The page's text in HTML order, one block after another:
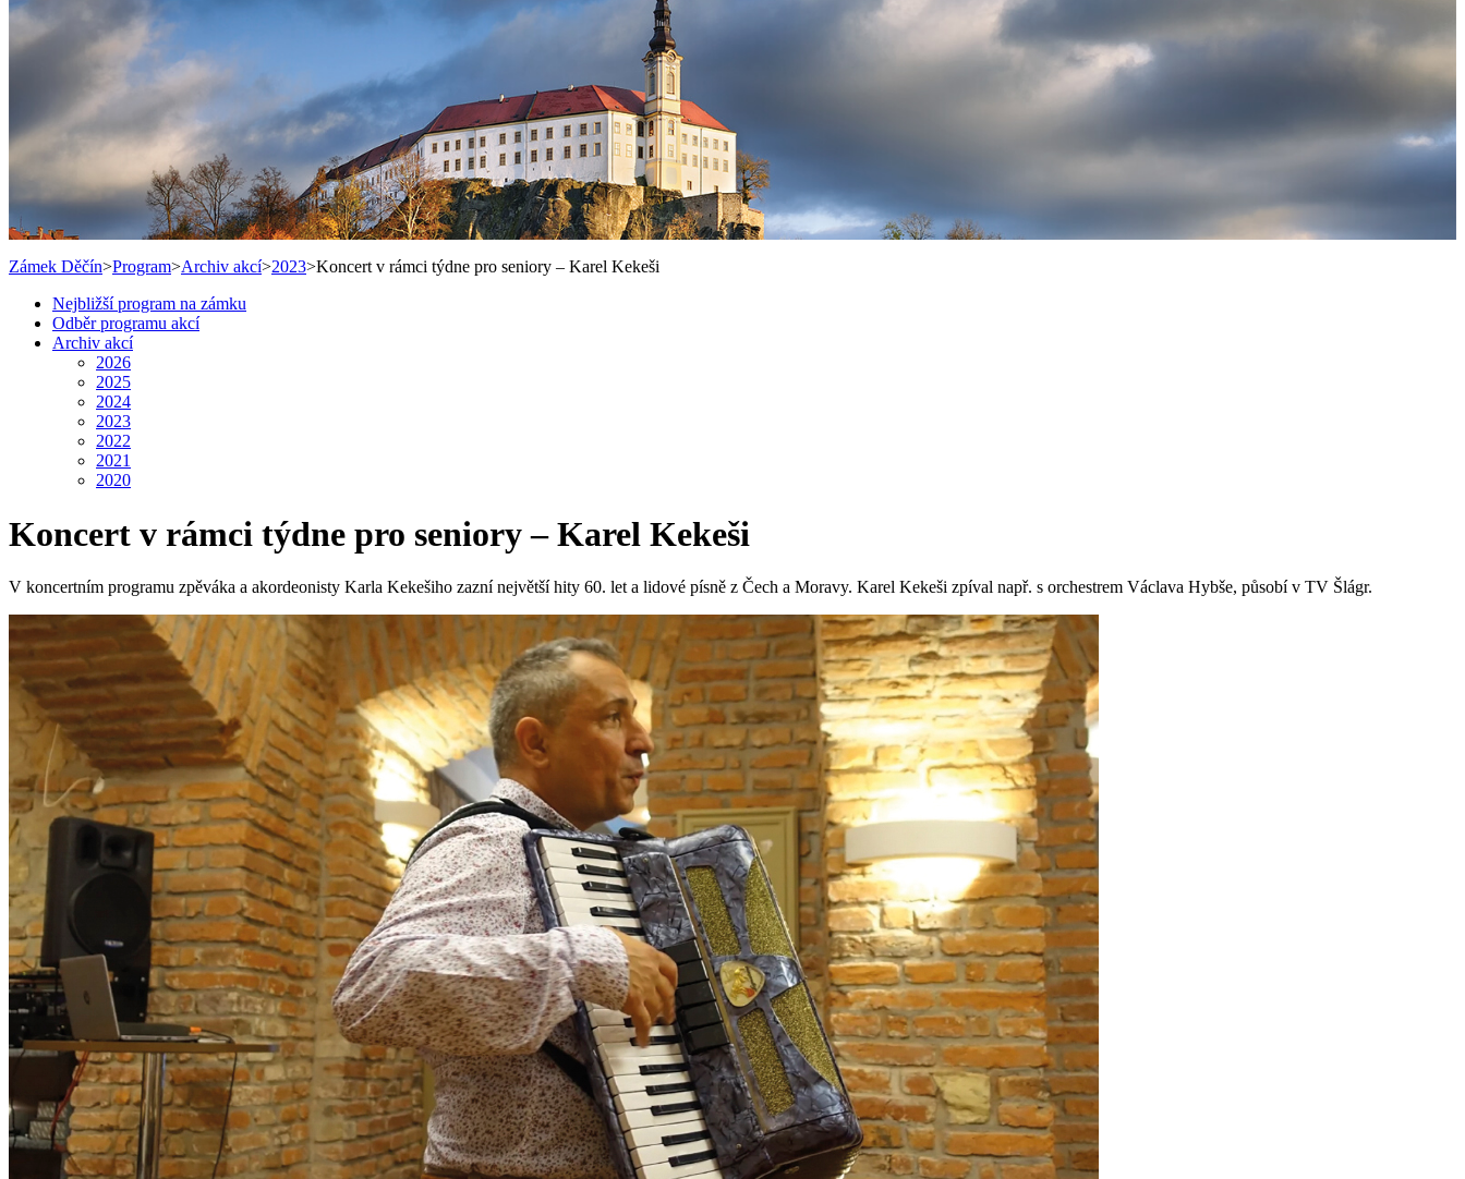
Zámek Děčín>Program>Archiv akcí>2023>Koncert v rámci týdne pro seniory – Karel Kekeši
Nejbližší program na zámku
Odběr programu akcí
Archiv akcí
2026
2025
2024
2023
2022
2021
2020
Koncert v rámci týdne pro seniory – Karel Kekeši
V koncertním programu zpěváka a akordeonisty Karla Kekešiho zazní největší hity 60. let a lidové písně z Čech a Moravy. Karel Kekeši zpíval např. s orchestrem Václava Hybše, působí v TV Šlágr.